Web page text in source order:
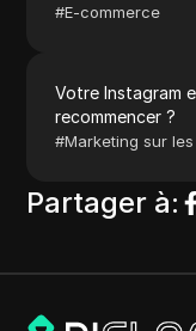
#E-commerce
Votre Instagram
recommencer ?
#Marketing sur
Partager à: